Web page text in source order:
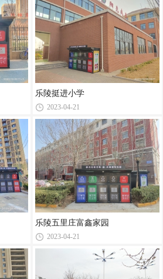
乐陵挺进小学
2023-04-21
乐陵五里庄富鑫家园
2023-04-21